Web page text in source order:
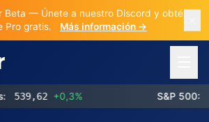
Beta — Únete a nuestro Discord y obtén 3
Pro gratis.
Más información →
+0,3% S&P 500: